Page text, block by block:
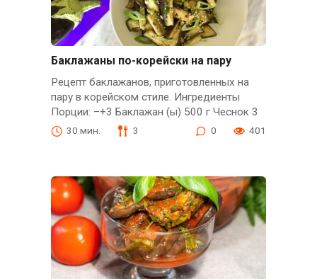
Баклажаны по-корейски на пару
Рецепт баклажанов, приготовленных на
пару в корейском стиле. Ингредиенты
Порции: –+3 Баклажан (ы) 500 г Чеснок 3
30 мин. 3 0 401